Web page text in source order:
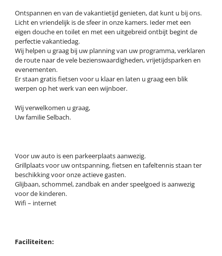
Ontspannen en van de vakantietijd genieten, dat kunt u bij ons.
Licht en vriendelijk is de sfeer in onze kamers. Ieder met een
eigen douche en toilet en met een uitgebreid ontbijt begint de
perfectie vakantiedag.
Wij helpen u graag bij uw planning van uw programma, verklaren
de route naar de vele bezienswaardigheden, vrijetijdsparken en
evenementen.
Er staan gratis fietsen voor u klaar en laten u graag een blik
werpen op het werk van een wijnboer.
Wij verwelkomen u graag,
Uw familie Selbach.
Voor uw auto is een parkeerplaats aanwezig.
Grillplaats voor uw ontspanning, fietsen en tafeltennis staan ter
beschikking voor onze actieve gasten.
Glijbaan, schommel, zandbak en ander speelgoed is aanwezig
voor de kinderen.
Wifi – internet
Faciliteiten: